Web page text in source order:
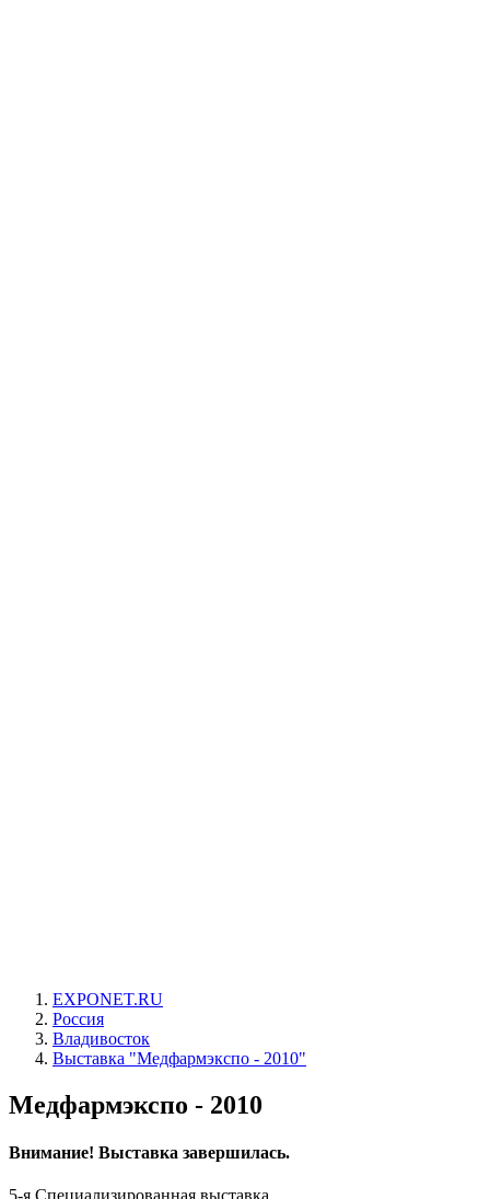
EXPONET.RU
Россия
Владивосток
Выставка "Медфармэкспо - 2010"
Медфармэкспо - 2010
Внимание! Выставка завершилась.